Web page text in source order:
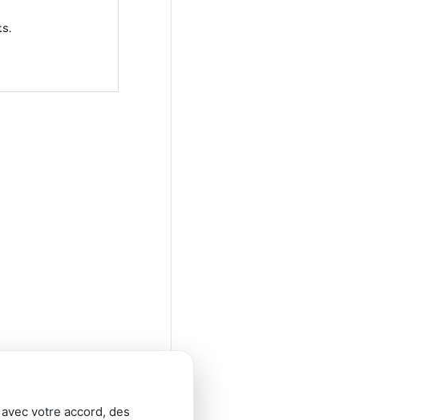
votre accord, des